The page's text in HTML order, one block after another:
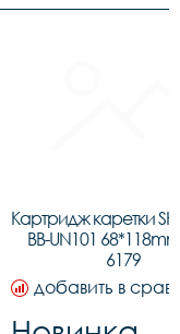
Картридж каретки
BB-UN101
6179
добавить в